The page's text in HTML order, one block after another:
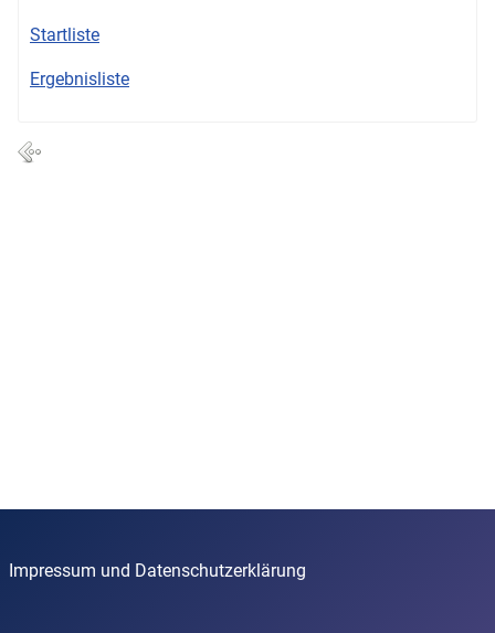
Startliste
Ergebnisliste
Impressum und Datenschutzerklärung